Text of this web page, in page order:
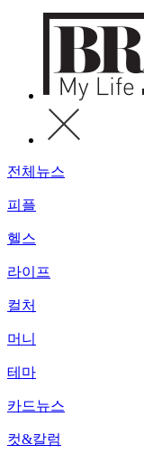
전체뉴스
피플
헬스
라이프
컬처
머니
테마
카드뉴스
컷&칼럼